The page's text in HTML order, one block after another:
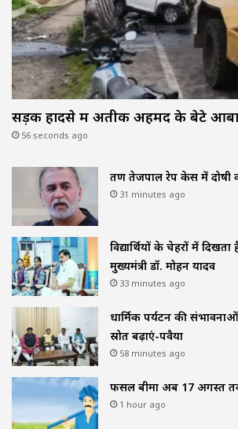
सड़क हादसे में अतीक अहमद के बेटे
56 seconds ago
तरुण तेजपाल रेप केस में दोषी
31 minutes ago
विद्यार्थियों के चेहरों में
मुख्यमंत्री डॉ. मोहन यादव
33 minutes ago
धार्मिक पर्यटन की
स्रोत बढ़ाएं-पवैया
58 minutes ago
फसल बीमा अब 17 अगस्त
1 hour ago